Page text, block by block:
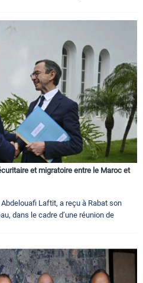
et migratoire entre le Maroc et
Laftit, a reçu à Rabat son
dans le cadre d’une réunion de